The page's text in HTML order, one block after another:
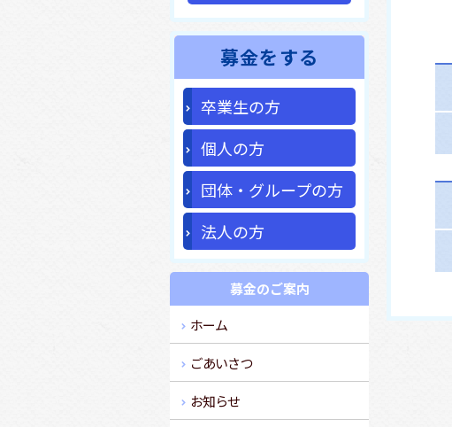
募金をする
卒業生の方
個人の方
団体・グループの方
法人の方
募金のご案内
ホーム
ごあいさつ
お知らせ